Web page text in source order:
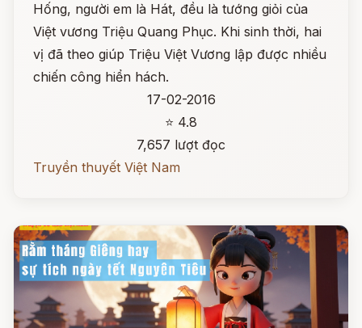
Hống, người em là Hát, đều là tướng giỏi của
Việt vương Triệu Quang Phục. Khi sinh thời, hai
vị đã theo giúp Triệu Việt Vương lập được nhiều
chiến công hiển hách.
17-02-2016
⭐ 4.8
7,657 lượt đọc
Truyền thuyết Việt Nam